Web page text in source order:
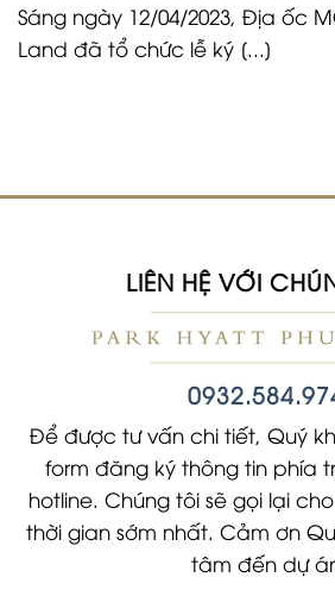
Sáng ngày 12/04/2023, Địa ốc
Land đã tổ chức lễ ký [...]
LIÊN HỆ VỚI
Để được tư vấn chi tiết, Quý
form đăng ký thông tin phía
hotline. Chúng tôi sẽ gọi lại
thời gian sớm nhất. Cảm ơn
tâm đến dự